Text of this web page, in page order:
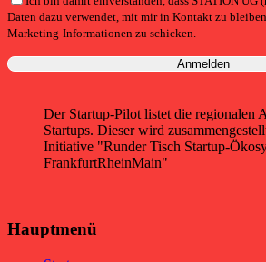
Daten dazu verwendet, mit mir in Kontakt zu
Marketing-Informationen zu schicken.
Der Startup-Pilot listet die regionalen
Startups. Dieser wird
Initiative "Runder Tisch Startup-
FrankfurtRheinMain"
Hauptmenü